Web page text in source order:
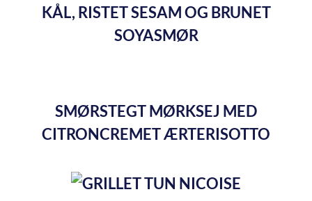
KÅL, RISTET SESAM OG BRUNET
SOYASMØR
SMØRSTEGT MØRKSEJ MED
CITRONCREMET ÆRTERISOTTO